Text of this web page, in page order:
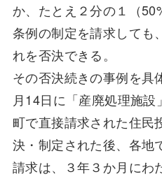
か、たとえ２分の１（
条例の制定を請求しても
れを否決できる。
その否決続きの事例を具
月14日に「産廃処理施
町で直接請求された住民
決・制定された後、各地
請求は、３年３か月にわ